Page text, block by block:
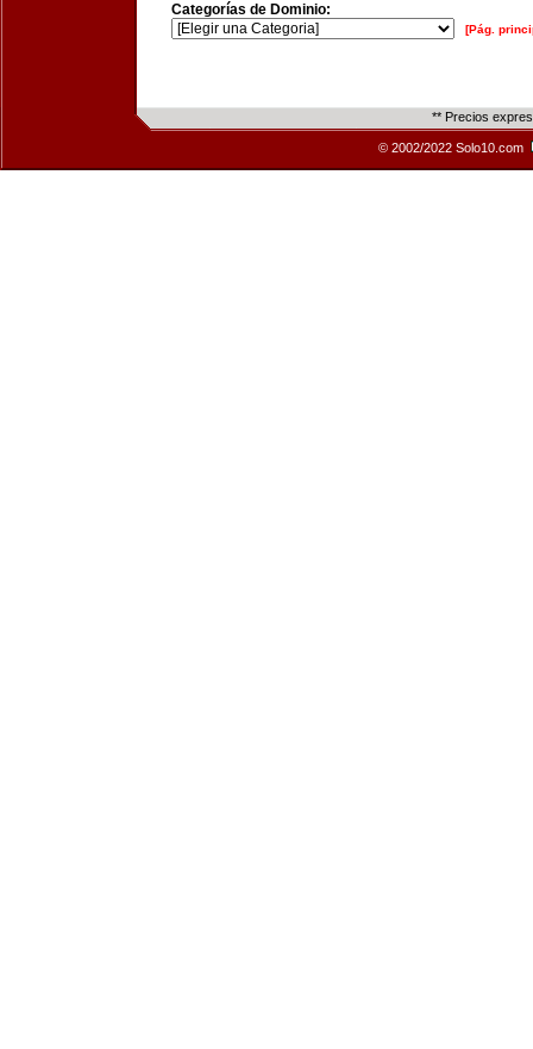
Categorías de Dominio:
[Pág.
** Precios
© 2002/2022 Solo10.com